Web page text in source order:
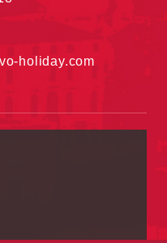
holiday.com